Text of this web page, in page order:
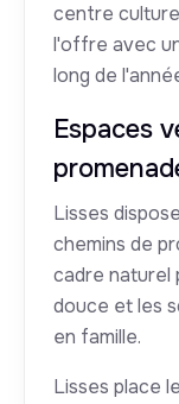
centre
l'offre avec
long de
Espaces
Lisses
chemins de
cadre naturel
douce et les
en famille.
Lisses place